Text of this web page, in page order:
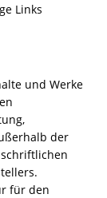
Links
und Werke
der
für den